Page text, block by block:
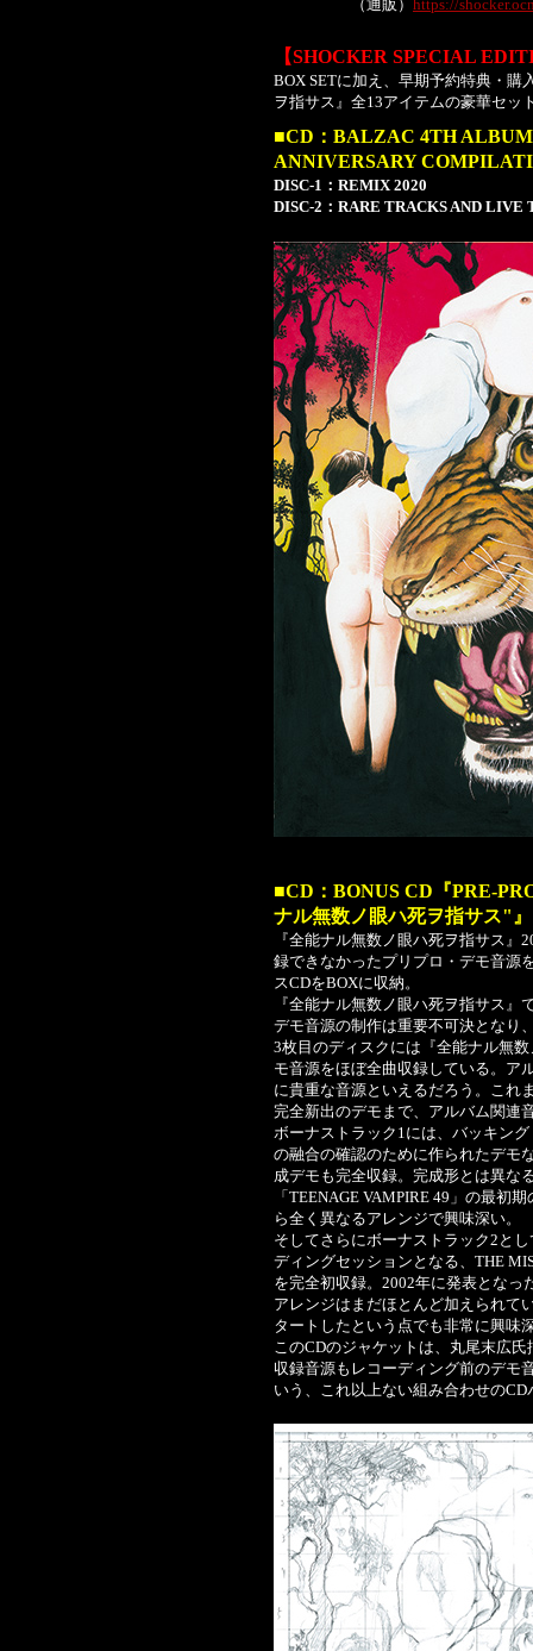
（通販） https://
【SHOCKER SPECIAL
BOX SETに加え、早期予約特典・
ヲ指サス』全13アイテムの豪華セッ
■CD：BALZAC 4TH
ANNIVERSARY
DISC-1：REMIX 2020
DISC-2：RARE TRACKS AND LIVE
■CD：BONUS CD『PRE-
ナル無数ノ眼ハ死ヲ指サス"』
『全能ナル無数ノ眼ハ死ヲ指サス』
録できなかったプリプロ・デモ音源
スCDをBOXに収納。
『全能ナル無数ノ眼ハ死ヲ指サス
デモ音源の制作は重要不可決となり
3枚目のディスクには『全能ナル無
モ音源をほぼ全曲収録している。ア
に貴重な音源といえるだろう。これ
完全新出のデモまで、アルバム関連
ボーナストラック1には、バッキン
の融合の確認のために作られたデモ
成デモも完全収録。完成形とは異な
「TEENAGE VAMPIRE 49」の最初
ら全く異なるアレンジで興味深い。
そしてさらにボーナストラック2と
ディングセッションとなる、THE
を完全初収録。2002年に発表とな
アレンジはまだほとんど加えられて
タートしたという点でも非常に興味
このCDのジャケットは、丸尾末広
収録音源もレコーディング前のデモ
いう、これ以上ない組み合わせの